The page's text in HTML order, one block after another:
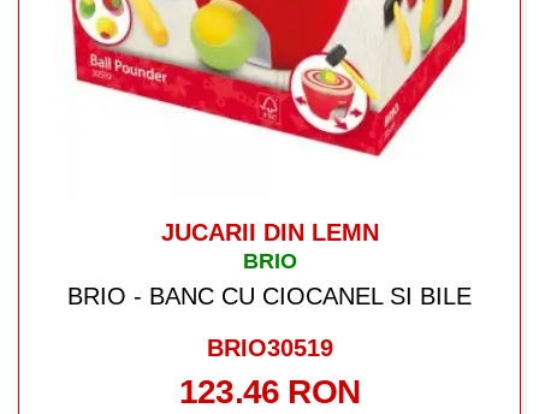
JUCARII DIN LEMN
BRIO
BRIO - BANC CU CIOCANEL SI BILE
BRIO30519
123.46 RON